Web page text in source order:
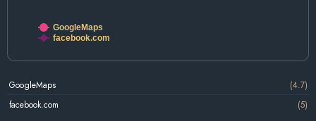
GoogleMaps
facebook.com
GoogleMaps
(4.7)
facebook.com
(5)